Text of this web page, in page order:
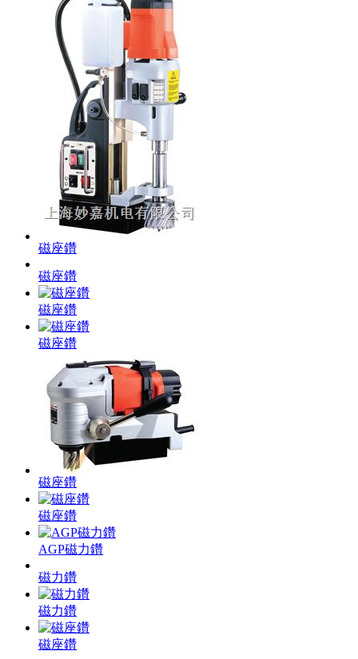
磁座鑽
磁座鑽
磁座鑽
磁座鑽
磁座鑽
磁座鑽
AGP磁力鑽
磁力鑽
磁力鑽
磁座鑽